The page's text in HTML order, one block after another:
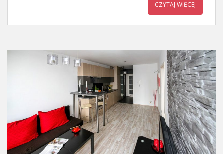
CZYTAJ WIĘCEJ